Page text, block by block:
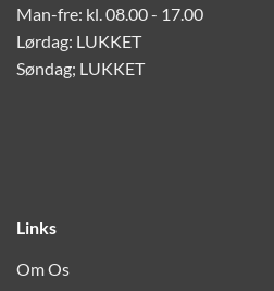
Man-fre: kl. 08.00 - 17.00
Lørdag: LUKKET
Søndag; LUKKET
Links
Om Os